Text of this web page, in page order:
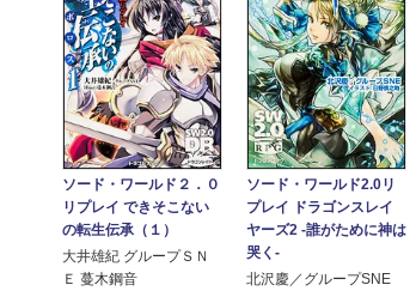
ソード・ワールド２．０
リプレイ できそこない
の転生伝承（１）
大井雄紀 グループＳＮ
Ｅ 蔓木鋼音
ソード・ワールド2.0リ
プレイ ドラゴンスレイ
ヤーズ2 ‐誰がために神は
哭く‐
北沢慶／グループSNE